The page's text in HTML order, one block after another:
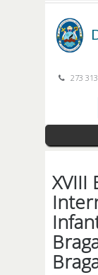
273
XVIII